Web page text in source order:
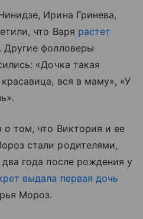
Ирина Гринева,
что Варя растет
. Другие фолловеры
«Дочка такая
вся в маму», «У
том, что Виктория и ее
стали родителями,
года после рождения у
выдала первая дочь
Мороз.